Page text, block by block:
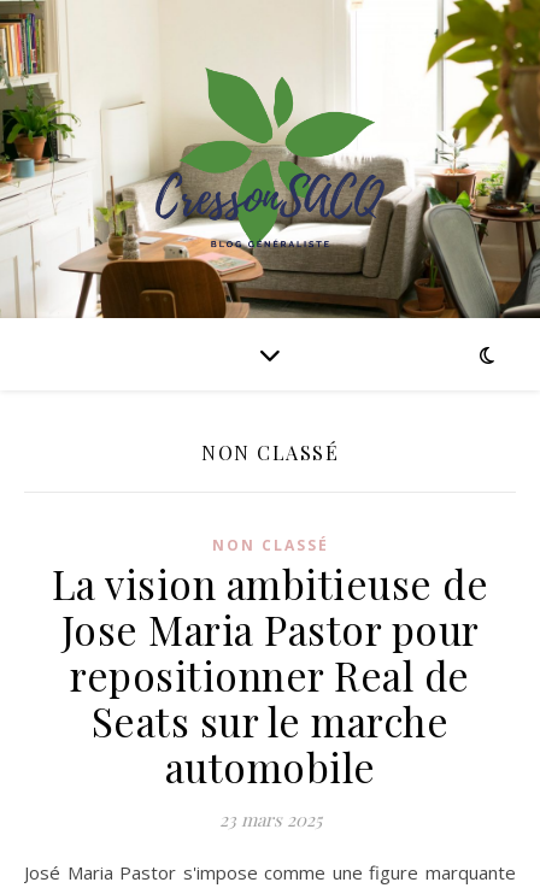
NON CLASSÉ
NON CLASSÉ
La vision ambitieuse de
Jose Maria Pastor pour
repositionner Real de
Seats sur le marche
automobile
23 mars 2025
José Maria Pastor s'impose comme une figure marquante